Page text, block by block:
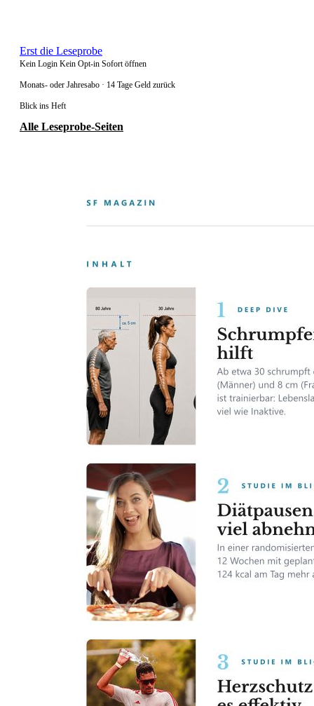
Erst die Leseprobe
Kein Login Kein Opt-in Sofort öffnen
Monats- oder Jahresabo · 14 Tage Geld zurück
Blick ins Heft
Alle Leseprobe-Seiten